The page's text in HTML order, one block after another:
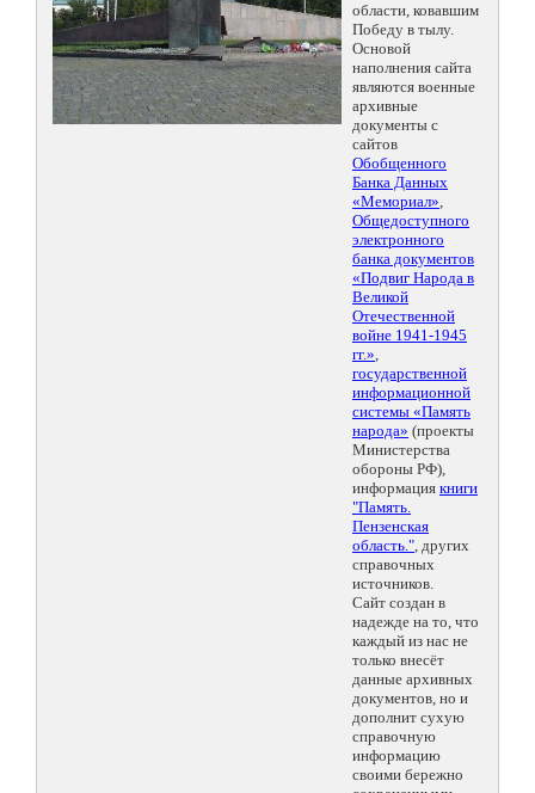
области, ковавшим
Победу в тылу.
Основой
наполнения сайта
являются военные
архивные
документы с
сайтов
Обобщенного
Банка Данных
«Мемориал»,
Общедоступного
электронного
банка документов
«Подвиг Народа в
Великой
Отечественной
войне 1941-1945
гг.»,
государственной
информационной
системы «Память
народа» (проекты
Министерства
обороны РФ),
информация книги
"Память.
Пензенская
область.", других
справочных
источников.
Сайт создан в
надежде на то, что
каждый из нас не
только внесёт
данные архивных
документов, но и
дополнит сухую
справочную
информацию
своими бережно